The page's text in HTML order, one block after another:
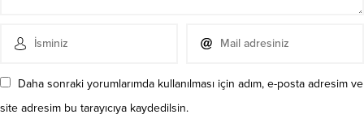
Daha sonraki yorumlarımda kullanılması için adım, e-posta adresim ve
site adresim bu tarayıcıya kaydedilsin.